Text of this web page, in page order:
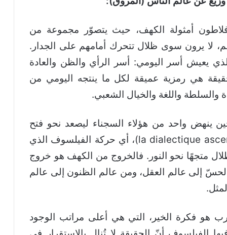
أمثولة الكهف، حيث يتصوّر مجموعة من
لا يرون سوى ظلال تتحرك أمامهم على الجدار.
يعيش أسر اليومي: أسر الرأي والظن والعادة
هي رمزية عميقة لكل ما ينتجه اليومي من
واللغة والخيال الشعبي.
ينهض واحد من هؤلاء السجناء ليصعد نحو فتح
الكهف. هذه هي الجدلية الصاعدة (la dialectique ascendante)، أي حركة الفيلسوف الذي
متجهًا نحو النور. فالخروج من الكهف هو خروج
إلى عالم العقل، ومن عالم الظنون إلى عالم
هو فكرة الخير، التي هي أعلى مراتب الوجود